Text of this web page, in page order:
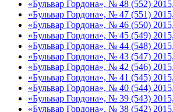
«Бульвар Гордона», № 48 (552)
«Бульвар Гордона», № 47 (551)
«Бульвар Гордона», № 46 (550)
«Бульвар Гордона», № 45 (549)
«Бульвар Гордона», № 44 (548)
«Бульвар Гордона», № 43 (547)
«Бульвар Гордона», № 42 (546)
«Бульвар Гордона», № 41 (545)
«Бульвар Гордона», № 40 (544)
«Бульвар Гордона», № 39 (543)
«Бульвар Гордона», № 38 (542)